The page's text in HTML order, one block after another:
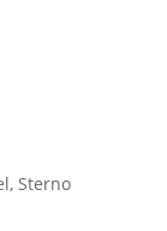
Sterno